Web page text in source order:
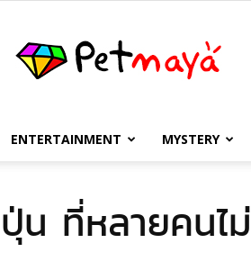
เพชร
ENTERTAINMENT MYSTERY
น ที่หลายคนไม่